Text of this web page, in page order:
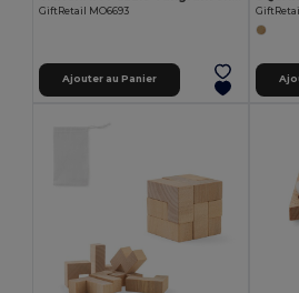
GiftRetail MO6693
Ajouter au Panier